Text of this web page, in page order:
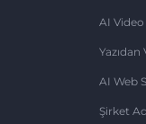
AI
Yazıdan
AI Web
Şirket